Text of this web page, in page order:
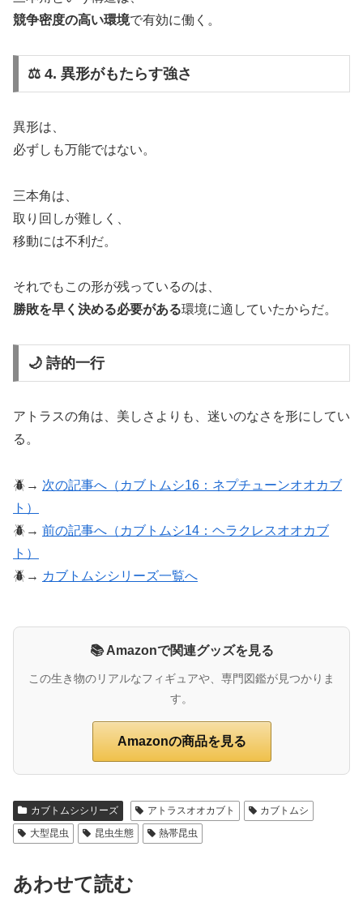
競争密度の高い環境で有効に働く。
⚖️ 4. 異形がもたらす強さ
異形は、
必ずしも万能ではない。
三本角は、
取り回しが難しく、
移動には不利だ。
それでもこの形が残っているのは、
勝敗を早く決める必要がある環境に適していたからだ。
🌙 詩的一行
アトラスの角は、美しさよりも、迷いのなさを形にしてい
る。
🪲→ 次の記事へ（カブトムシ16：ネプチューンオオカブ
ト）
🪲→ 前の記事へ（カブトムシ14：ヘラクレスオオカブ
ト）
🪲→ カブトムシシリーズ一覧へ
📚 Amazonで関連グッズを見る
この生き物のリアルなフィギュアや、専門図鑑が見つかりま
す。
Amazonの商品を見る
カブトムシシリーズ アトラスオオカブト
カブトムシ
大型昆虫
昆虫生態 熱帯昆虫
あわせて読む